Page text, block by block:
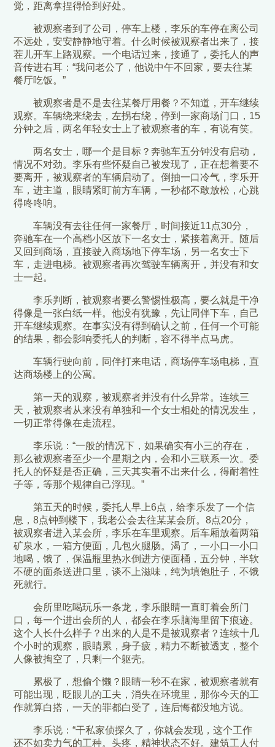
觉，距离拿捏得恰到好处。
被观察者到了公司，停车上楼，李乐的车停在离公司
不远处，安安静静地守着。什么时候被观察者出来了，接
茬儿开车上路观察。一个电话过来，接通了，委托人的声
音传进右耳：“我问老公了，他说中午不回家，要去往某
餐厅吃饭。”
被观察者是不是去往某餐厅用餐？不知道，开车继续
观察。车辆绕来绕去，左拐右绕，停到一家商场门口，15
分钟之后，两名年轻女士上了被观察者的车，有说有笑。
两名女士，哪一个是目标？奔驰车五分钟没有启动，
情况不对劲。李乐有些怀疑自己被发现了，正在想着要不
要离开，被观察者的车辆启动了。倒抽一口冷气，李乐开
车，进主道，眼睛紧盯前方车辆，一秒都不敢放松，心跳
得咚咚响。
车辆没有去往任何一家餐厅，时间接近11点30分，
奔驰车在一个高档小区放下一名女士，紧接着离开。随后
又回到商场，直接驶入商场地下停车场，另一名女士下
车，走进电梯。被观察者再次驾驶车辆离开，并没有和女
士一起。
李乐判断，被观察者要么警惕性极高，要么就是干净
得像是一张白纸一样。他没有犹豫，先让同伴下车，自己
开车继续观察。在事实没有得到确认之前，任何一个可能
的结果，都会影响委托人的判断，容不得半点马虎。
车辆行驶向前，同伴打来电话，商场停车场电梯，直
达商场楼上的公寓。
第一天的观察，被观察者并没有什么异常。连续三
天，被观察者从来没有单独和一个女士相处的情况发生，
一切正常得像在走流程。
李乐说：“一般的情况下，如果确实有小三的存在，
那么被观察者至少一个星期之内，会和小三联系一次。委
托人的怀疑是否正确，三天其实看不出来什么，得耐着性
子等，等那个规律自己浮现。”
第五天的时候，委托人早上6点，给李乐发了一个信
息，8点钟到楼下，我老公会去往某某会所。8点20分，
被观察者进入某会所，李乐在车里观察。后车厢放着两箱
矿泉水，一箱方便面，几包火腿肠。渴了，一小口一小口
地喝，饿了，保温瓶里热水倒进方便面桶，五分钟，半软
不硬的面条送进口里，谈不上滋味，纯为填饱肚子，不饿
死就行。
会所里吃喝玩乐一条龙，李乐眼睛一直盯着会所门
口，每一个进出会所的人，都会在李乐脑海里留下痕迹。
这个人长什么样子？出来的人是不是被观察者？连续十几
个小时的观察，眼睛累，身子疲，精力不断被透支，整个
人像被掏空了，只剩一个躯壳。
累极了，想偷个懒？眼睛一秒不在家，被观察者就有
可能出现，眨眼儿的工夫，消失在环境里，那你今天的工
作就算白搭，一天的罪都白受了，连后悔都没地方说。
李乐说：“干私家侦探久了，你就会发现，这个工作
还不如卖力气的工种。头疼，精神状态不好。建筑工人付